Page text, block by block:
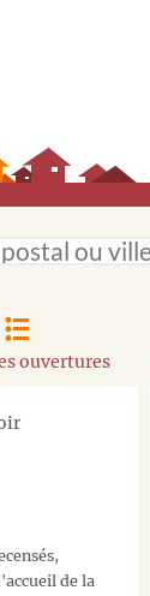
ouvertures
de la